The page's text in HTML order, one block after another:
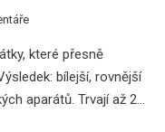
které přesně
bílejší, rovnější
aparátů. Trvají až 20